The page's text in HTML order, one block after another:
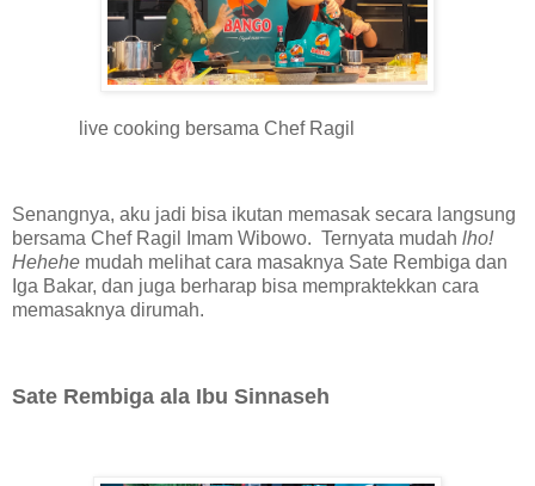
live cooking bersama Chef Ragil
Senangnya, aku jadi bisa ikutan memasak secara langsung
bersama Chef Ragil Imam Wibowo. Ternyata mudah lho!
Hehehe mudah melihat cara masaknya Sate Rembiga dan
Iga Bakar, dan juga berharap bisa mempraktekkan cara
memasaknya dirumah.
Sate Rembiga ala Ibu Sinnaseh